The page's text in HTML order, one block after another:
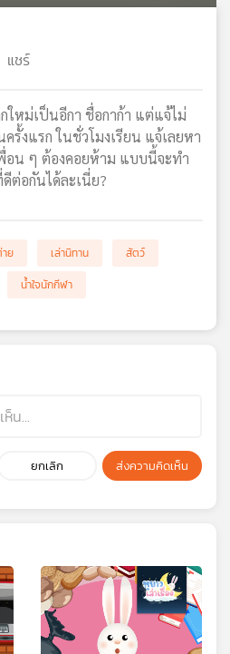
แชร์
กใหม่เป็นอีกา ชื่อกาก้า แต่แจ้ไม่
รั้งแรก ในชั่วโมงเรียน แจ้เลยหา
พื่อน ๆ ต้องคอยห้าม แบบนี้จะทำ
ต่อกันได้ละเนี่ย?
ย เล่านิทาน
สัตว์
น้ำใจนักกีฬา
ยกเลิก ส่งความคิดเห็น